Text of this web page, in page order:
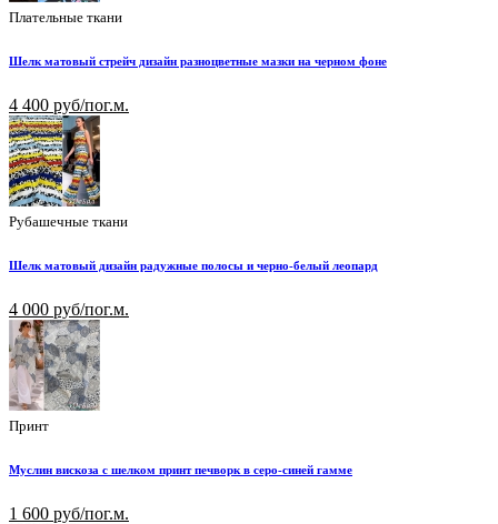
Плательные ткани
Шелк матовый стрейч дизайн разноцветные мазки на черном фоне
4 400 руб/пог.м.
Рубашечные ткани
Шелк матовый дизайн радужные полосы и черно-белый леопард
4 000 руб/пог.м.
Принт
Муслин вискоза с шелком принт печворк в серо-синей гамме
1 600 руб/пог.м.